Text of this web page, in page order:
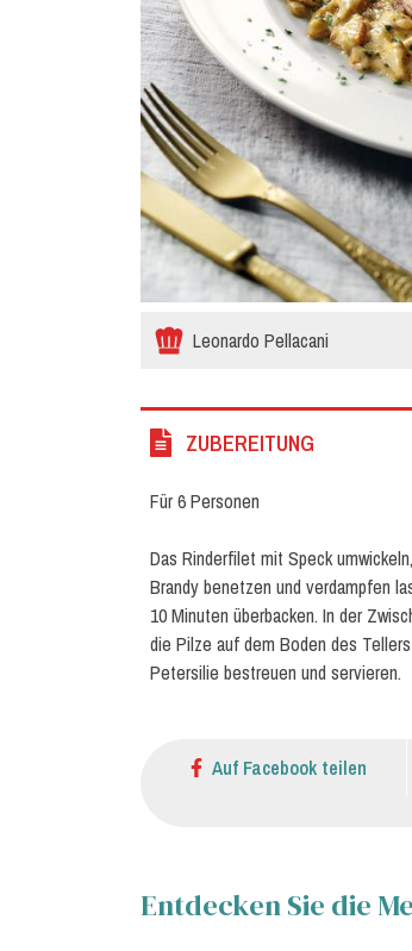
Leonardo Pellacani
ZUBEREITUNG
Für 6 Personen
Das Rinderfilet mit Speck
Brandy benetzen und verdampfen
10 Minuten überbacken. In der
die Pilze auf dem Boden des
Petersilie bestreuen und servieren.
Auf Facebook teilen
Entdecken Sie die